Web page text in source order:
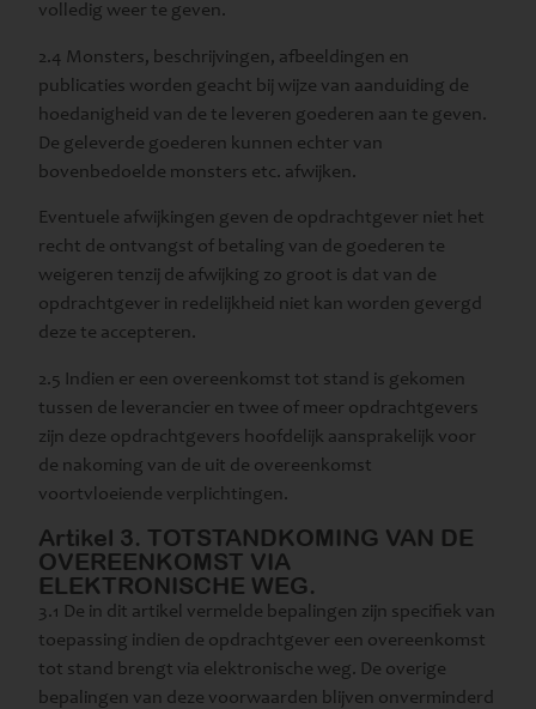
volledig weer te geven.
2.4 Monsters, beschrijvingen, afbeeldingen en
publicaties worden geacht bij wijze van aanduiding de
hoedanigheid van de te leveren goederen aan te geven.
De geleverde goederen kunnen echter van
bovenbedoelde monsters etc. afwijken.
Eventuele afwijkingen geven de opdrachtgever niet het
recht de ontvangst of betaling van de goederen te
weigeren tenzij de afwijking zo groot is dat van de
opdrachtgever in redelijkheid niet kan worden gevergd
deze te accepteren.
2.5 Indien er een overeenkomst tot stand is gekomen
tussen de leverancier en twee of meer opdrachtgevers
zijn deze opdrachtgevers hoofdelijk aansprakelijk voor
de nakoming van de uit de overeenkomst
voortvloeiende verplichtingen.
Artikel 3. TOTSTANDKOMING VAN DE
OVEREENKOMST VIA
ELEKTRONISCHE WEG.
3.1 De in dit artikel vermelde bepalingen zijn specifiek van
toepassing indien de opdrachtgever een overeenkomst
tot stand brengt via elektronische weg. De overige
bepalingen van deze voorwaarden blijven onverminderd